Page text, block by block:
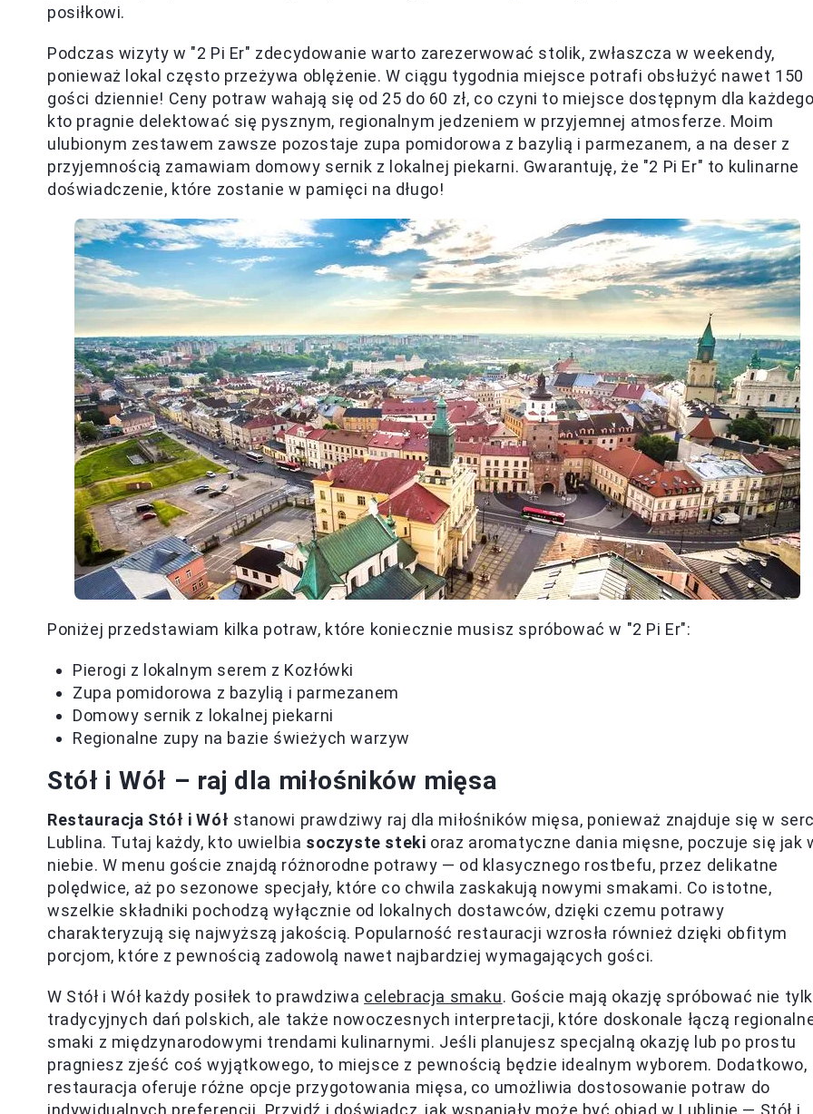
posiłkowi.
Podczas wizyty w "2 Pi Er" zdecydowanie warto zarezerwować stolik, zwłaszcza w weekendy,
ponieważ lokal często przeżywa oblężenie. W ciągu tygodnia miejsce potrafi obsłużyć nawet 150
gości dziennie! Ceny potraw wahają się od 25 do 60 zł, co czyni to miejsce dostępnym dla
kto pragnie delektować się pysznym, regionalnym jedzeniem w przyjemnej atmosferze. Moim
ulubionym zestawem zawsze pozostaje zupa pomidorowa z bazylią i parmezanem, a na deser z
przyjemnością zamawiam domowy sernik z lokalnej piekarni. Gwarantuję, że "2 Pi Er" to kulinarne
doświadczenie, które zostanie w pamięci na długo!
Poniżej przedstawiam kilka potraw, które koniecznie musisz spróbować w "2 Pi Er":
Pierogi z lokalnym serem z Kozłówki
Zupa pomidorowa z bazylią i parmezanem
Domowy sernik z lokalnej piekarni
Regionalne zupy na bazie świeżych warzyw
Stół i Wół – raj dla miłośników mięsa
Restauracja Stół i Wół stanowi prawdziwy raj dla miłośników mięsa, ponieważ znajduje się w
Lublina. Tutaj każdy, kto uwielbia soczyste steki oraz aromatyczne dania mięsne, poczuje się jak
niebie. W menu goście znajdą różnorodne potrawy — od klasycznego rostbefu, przez delikatne
polędwice, aż po sezonowe specjały, które co chwila zaskakują nowymi smakami. Co istotne,
wszelkie składniki pochodzą wyłącznie od lokalnych dostawców, dzięki czemu potrawy
charakteryzują się najwyższą jakością. Popularność restauracji wzrosła również dzięki obfitym
porcjom, które z pewnością zadowolą nawet najbardziej wymagających gości.
W Stół i Wół każdy posiłek to prawdziwa celebracja smaku. Goście mają okazję spróbować nie
tradycyjnych dań polskich, ale także nowoczesnych interpretacji, które doskonale łączą
smaki z międzynarodowymi trendami kulinarnymi. Jeśli planujesz specjalną okazję lub po prostu
pragniesz zjeść coś wyjątkowego, to miejsce z pewnością będzie idealnym wyborem. Dodatkowo,
restauracja oferuje różne opcje przygotowania mięsa, co umożliwia dostosowanie potraw do
indywidualnych preferencji. Przyjdź i doświadcz, jak wspaniały może być obiad w Lublinie — Stół i